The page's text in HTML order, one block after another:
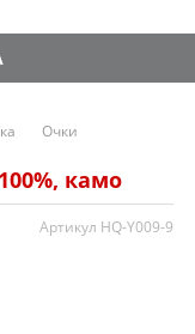
Очки
камо
Артикул HQ-Y009-9